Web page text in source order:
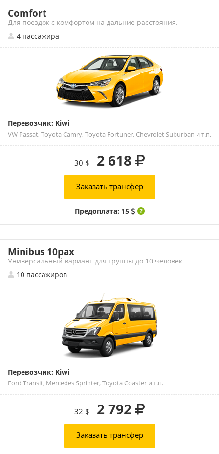
Comfort
Для поездок с комфортом на дальние расстояния.
4 пассажира
Перевозчик: Kiwi
VW Passat, Toyota Camry, Toyota Fortuner, Chevrolet Suburban и т.п.
30 $ 2 618
Заказать трансфер
Предоплата: 15
Minibus 10pax
Универсальный вариант для группы до 10 человек.
10 пассажиров
Перевозчик: Kiwi
Ford Transit, Mercedes Sprinter, Toyota Coaster и т.п.
32 $ 2 792
Заказать трансфер